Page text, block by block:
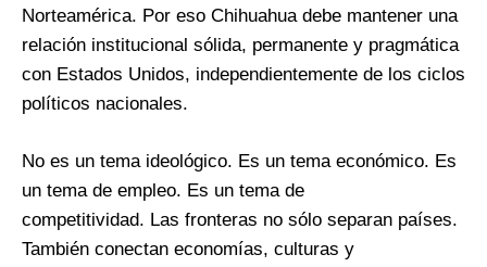
Norteamérica. Por eso Chihuahua debe mantener una
relación institucional sólida, permanente y pragmática
con Estados Unidos, independientemente de los ciclos
políticos nacionales.
No es un tema ideológico. Es un tema económico. Es
un tema de empleo. Es un tema de
competitividad. Las fronteras no sólo separan países.
También conectan economías, culturas y